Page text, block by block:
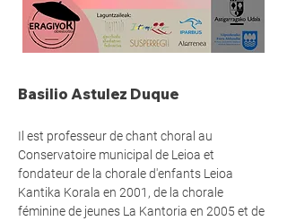
Basilio Astulez Duque
Il est professeur de chant choral au
Conservatoire municipal de Leioa et
fondateur de la chorale d'enfants Leioa
Kantika Korala en 2001, de la chorale
féminine de jeunes La Kantoria en 2005 et de